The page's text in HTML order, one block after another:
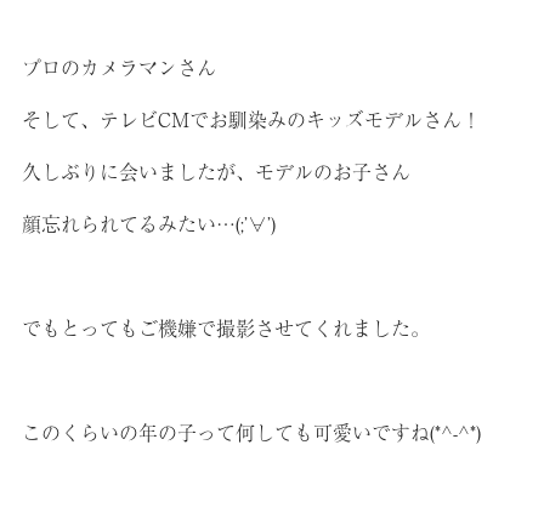
プロのカメラマンさん
そして、テレビCMでお馴染みのキッズモデルさん！
久しぶりに会いましたが、モデルのお子さん
顔忘れられてるみたい…(;’∀’)
でもとってもご機嫌で撮影させてくれました。
このくらいの年の子って何しても可愛いですね(*^-^*)